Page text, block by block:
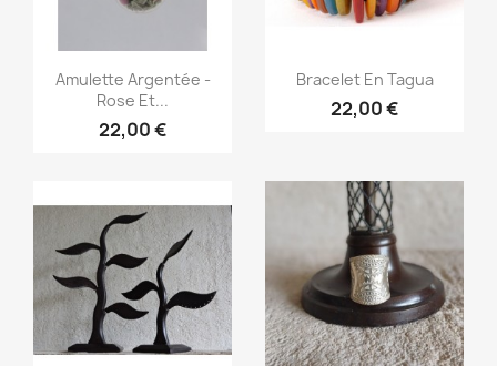
Aperçu rapide
Amulette Argentée -
Rose Et...
22,00 €
Aperçu rapide
Bracelet En Tagua
22,00 €